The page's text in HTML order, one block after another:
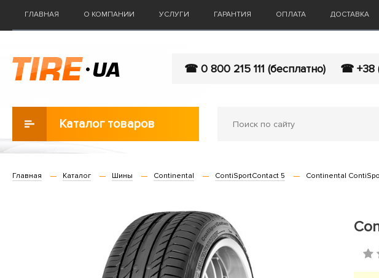
ГЛАВНАЯ О КОМПАНИИ УСЛУГИ ГАРАНТИЯ ОПЛАТА ДОСТАВКА
☎ 0 800 215 111 (бесплатно) ☎
Каталог товаров
Главная Каталог Шины Continental ContiSportContact 5 Continental